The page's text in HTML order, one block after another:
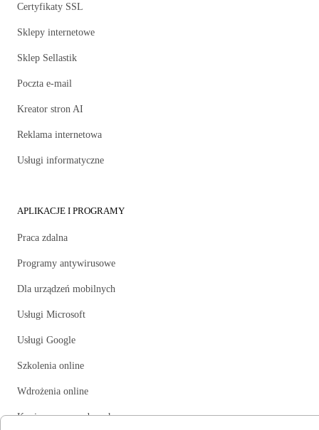
Certyfikaty SSL
Sklepy internetowe
Sklep Sellastik
Poczta e-mail
Kreator stron AI
Reklama internetowa
Usługi informatyczne
APLIKACJE I PROGRAMY
Praca zdalna
Programy antywirusowe
Dla urządzeń mobilnych
Usługi Microsoft
Usługi Google
Szkolenia online
Wdrożenia online
Kopie zapasowe danych